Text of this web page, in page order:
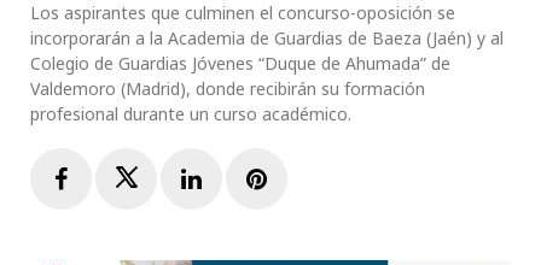
Los aspirantes que culminen el concurso-oposición se
incorporarán a la Academia de Guardias de Baeza (Jaén) y al
Colegio de Guardias Jóvenes “Duque de Ahumada” de
Valdemoro (Madrid), donde recibirán su formación
profesional durante un curso académico.
FacebookTwitterLinkedInPinterest